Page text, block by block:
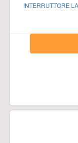
INTERRUTTORE